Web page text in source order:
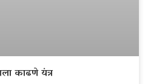
काढणे यंत्र